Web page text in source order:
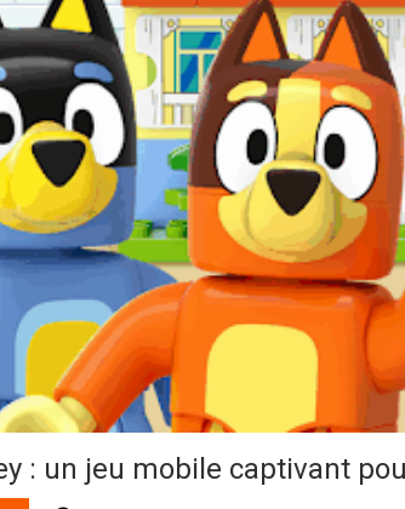
: un jeu mobile captivant